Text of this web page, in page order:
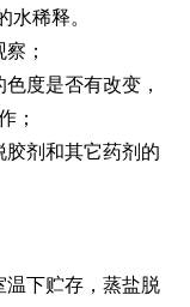
水稀释。
；
度是否有改变，
；
胶剂和其它药剂的
温下贮存，蒸盐脱